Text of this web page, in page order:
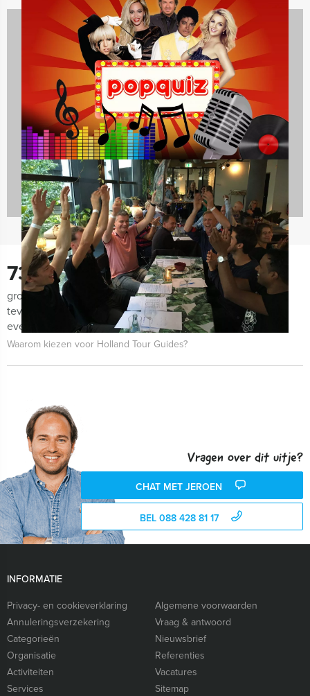
Quizzes
732 uitjes
730
groepen lieten ons de afgelopen maanden weten zeer
tevreden te zijn met de organisatie van het uitje, het
evenement zelf én de begeleiding!
Waarom kiezen voor Holland Tour Guides?
Vragen over dit uitje?
CHAT MET JEROEN
BEL 088 428 81 17
INFORMATIE
Privacy- en cookieverklaring
Algemene voorwaarden
Annuleringsverzekering
Vraag & antwoord
Categorieën
Nieuwsbrief
Organisatie
Referenties
Activiteiten
Vacatures
Services
Sitemap